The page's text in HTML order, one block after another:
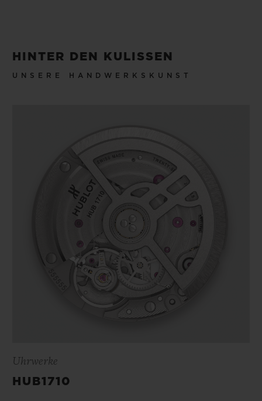
HINTER DEN KULISSEN
UNSERE HANDWERKSKUNST
Uhrwerke
HUB1710